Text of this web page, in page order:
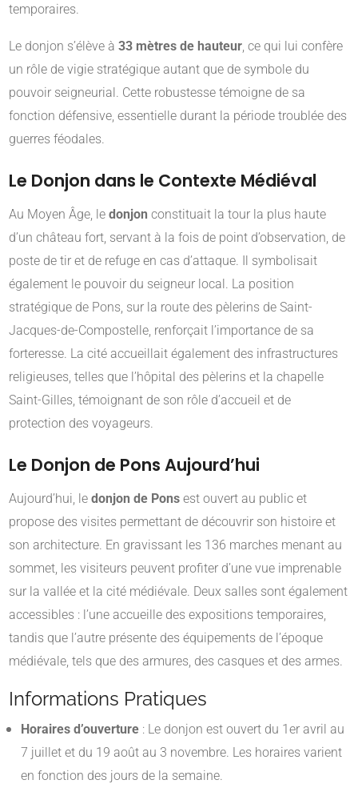
temporaires.
Le donjon s’élève à 33 mètres de hauteur , ce qui lui confère
un rôle de vigie stratégique autant que de symbole du
pouvoir seigneurial. Cette robustesse témoigne de sa
fonction défensive, essentielle durant la période troublée des
guerres féodales.
Le Donjon dans le Contexte Médiéval
Au Moyen Âge, le donjon constituait la tour la plus haute
d’un château fort, servant à la fois de point d’observation, de
poste de tir et de refuge en cas d’attaque. Il symbolisait
également le pouvoir du seigneur local. La position
stratégique de Pons, sur la route des pèlerins de Saint-
Jacques-de-Compostelle, renforçait l’importance de sa
forteresse. La cité accueillait également des infrastructures
religieuses, telles que l’hôpital des pèlerins et la chapelle
Saint-Gilles, témoignant de son rôle d’accueil et de
protection des voyageurs.
Le Donjon de Pons Aujourd’hui
Aujourd’hui, le donjon de Pons est ouvert au public et
propose des visites permettant de découvrir son histoire et
son architecture. En gravissant les 136 marches menant au
sommet, les visiteurs peuvent profiter d’une vue imprenable
sur la vallée et la cité médiévale. Deux salles sont également
accessibles : l’une accueille des expositions temporaires,
tandis que l’autre présente des équipements de l’époque
médiévale, tels que des armures, des casques et des armes.
Informations Pratiques
Horaires d’ouverture : Le donjon est ouvert du 1er avril au
7 juillet et du 19 août au 3 novembre. Les horaires varient
en fonction des jours de la semaine.